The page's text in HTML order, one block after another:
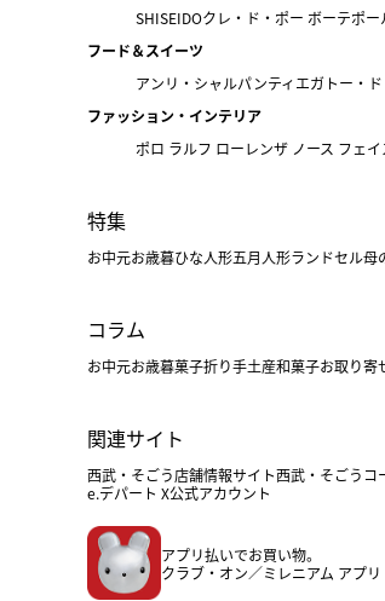
SHISEIDOクレ・ド・ポー ボーテポー
フード＆スイーツ
アンリ・シャルパンティエガトー・
ファッション・インテリア
ポロ ラルフ ローレンザ ノース フェイ
特集
お中元お歳暮ひな人形五月人形ランドセル母
コラム
お中元お歳暮菓子折り手土産和菓子お取り寄
関連サイト
西武・そごう店舗情報サイト西武・そごうコ
e.デパート X公式アカウント
アプリ払いでお買い物。
クラブ・オン／ミレニアム アプリ